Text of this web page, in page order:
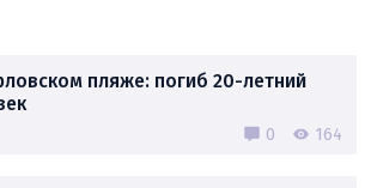
пляже: погиб 20-летний
0 164